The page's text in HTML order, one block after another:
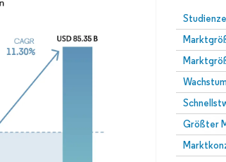
Größter
Bild © Mordor Intelligence. Wiederverwendung erfordert